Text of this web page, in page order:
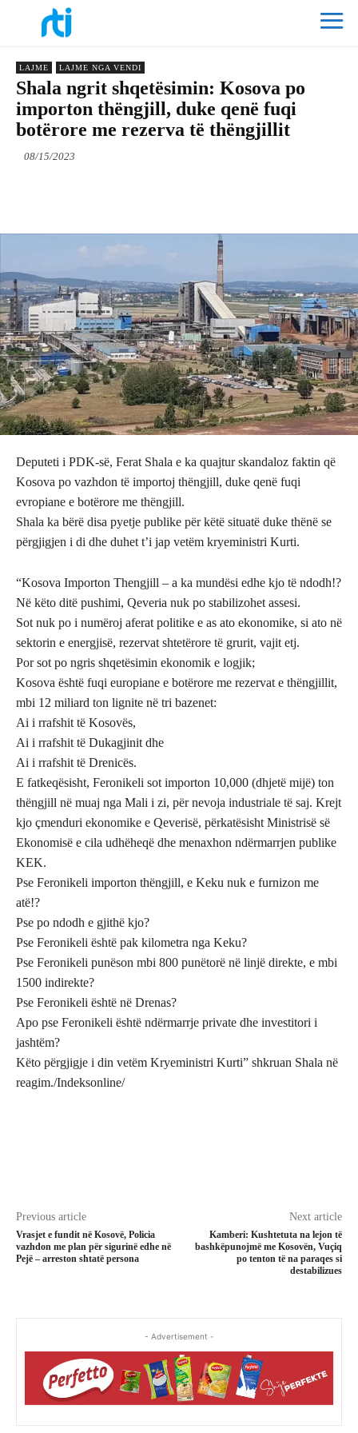
LAJME LAJME NGA VENDI
Shala ngrit shqetësimin: Kosova po
importon thëngjill, duke qenë fuqi
botërore me rezerva të thëngjillit
08/15/2023
Deputeti i PDK-së, Ferat Shala e ka quajtur skandaloz faktin që
Kosova po vazhdon të importoj thëngjill, duke qenë fuqi
evropiane e botërore me thëngjill.
Shala ka bërë disa pyetje publike për këtë situatë duke thënë se
përgjigjen i di dhe duhet t’i jap vetëm kryeministri Kurti.
“Kosova Importon Thengjill – a ka mundësi edhe kjo të ndodh!?
Në këto ditë pushimi, Qeveria nuk po stabilizohet assesi.
Sot nuk po i numëroj aferat politike e as ato ekonomike, si ato në
sektorin e energjisë, rezervat shtetërore të grurit, vajit etj.
Por sot po ngris shqetësimin ekonomik e logjik;
Kosova është fuqi europiane e botërore me rezervat e thëngjillit,
mbi 12 miliard ton lignite në tri bazenet:
Ai i rrafshit të Kosovës,
Ai i rrafshit të Dukagjinit dhe
Ai i rrafshit të Drenicës.
E fatkeqësisht, Feronikeli sot importon 10,000 (dhjetë mijë) ton
thëngjill në muaj nga Mali i zi, për nevoja industriale të saj. Krejt
kjo çmenduri ekonomike e Qeverisë, përkatësisht Ministrisë së
Ekonomisë e cila udhëheqë dhe menaxhon ndërmarrjen publike
KEK.
Pse Feronikeli importon thëngjill, e Keku nuk e furnizon me
atë!?
Pse po ndodh e gjithë kjo?
Pse Feronikeli është pak kilometra nga Keku?
Pse Feronikeli punëson mbi 800 punëtorë në linjë direkte, e mbi
1500 indirekte?
Pse Feronikeli është në Drenas?
Apo pse Feronikeli është ndërmarrje private dhe investitori i
jashtëm?
Këto përgjigje i din vetëm Kryeministri Kurti” shkruan Shala në
reagim./Indeksonline/
Previous article
Vrasjet e fundit në Kosovë, Policia
vazhdon me plan për sigurinë edhe në
Pejë – arreston shtatë persona
Next article
Kamberi: Kushtetuta na lejon të
bashkëpunojmë me Kosovën, Vuçiq
po tenton të na paraqes si
destabilizues
- Advertisement -